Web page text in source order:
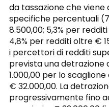
da tassazione che
specifiche percentuali
8.500,00; 5,3% per
4,8% per redditi oltre €
i percettori di redditi
prevista una detrazione
1.000,00 per lo
€ 32.000,00. La
progressivamente fino